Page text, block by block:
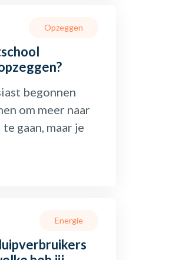
Opzeggen
begonnen
om meer naar
gaan, maar je
Energie